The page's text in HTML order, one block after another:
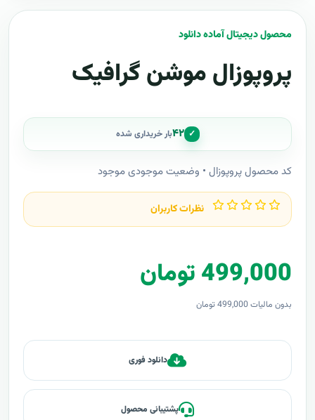
محصول دیجیتال آماده دانلود
پروپوزال موشن گرافیک
✓ ۴۲بار خریداری شده
کد محصول پروپوزال • وضعیت موجودی موجود
نظرات کاربران
499,000 تومان
بدون مالیات 499,000 تومان
دانلود فوری
پشتیبانی محصول